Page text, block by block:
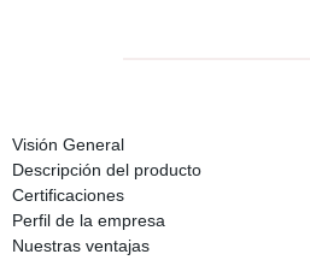
Visión General
Descripción del producto
Certificaciones
Perfil de la empresa
Nuestras ventajas